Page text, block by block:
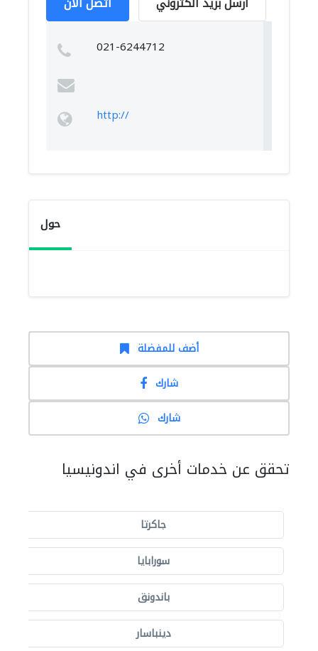
021-6244712
http://
حول
أضف للمفضلة
شارك
شارك
تحقق عن خدمات أخرى في اندونيسيا
جاكرتا
سورابايا
باندونق
دينباسار